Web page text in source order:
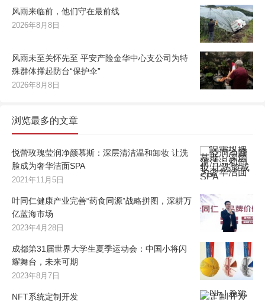
风雨来临前，他们守在最前线
2026年8月8日
风雨未至关怀先至 平安产险金华中心支公司为特
殊群体撑起防台“保护伞”
2026年8月8日
浏览最多的文章
悦蕾玫瑰莹润净颜慕斯：深层清洁温和卸妆 让洗
脸成为奢华洁面SPA
2021年11月5日
叶同仁健康产业完善“药食同源”战略拼图，深耕万
亿蓝海市场
2023年4月28日
成都第31届世界大学生夏季运动会：中国小将闪
耀舞台，未来可期
2023年8月7日
NFT系统定制开发